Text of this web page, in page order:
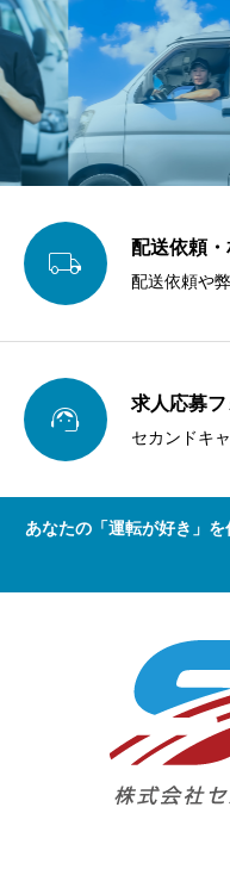
 配送依頼
配送依頼や
 求人応募フ
セカンドキ
あなたの「運転が好き」